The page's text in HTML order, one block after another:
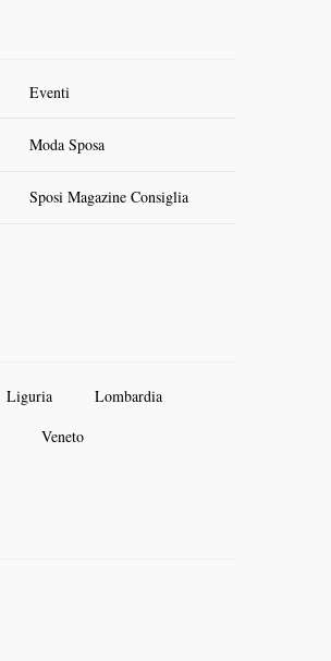
Eventi
Moda Sposa
Sposi Magazine Consiglia
Liguria
Lombardia
Veneto